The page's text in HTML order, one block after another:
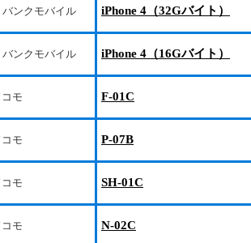
バンクモバイル iPhone 4（32Gバイト）
バンクモバイル iPhone 4（16Gバイト）
モ F-01C
モ P-07B
モ SH-01C
モ N-02C